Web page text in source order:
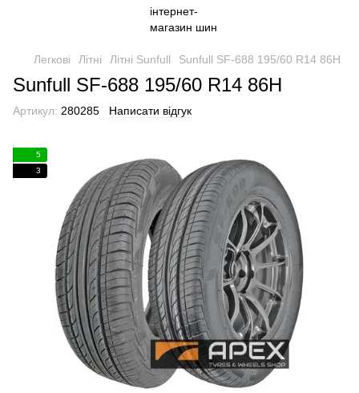
Легкові Літні Літні Sunfull Sunfull SF-688 195/60 R14 86H
Sunfull SF-688 195/60 R14 86H
Артикул: 280285 Написати відгук
5
3